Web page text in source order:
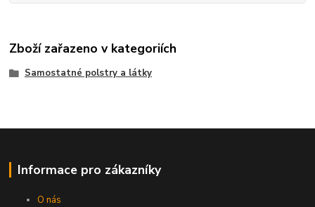
Zboží zařazeno v kategoriích
Samostatné polstry a látky
Informace pro zákazníky
O nás